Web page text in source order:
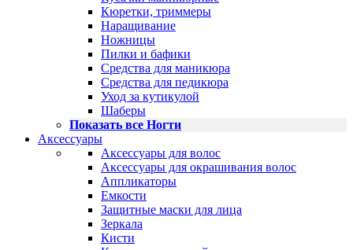
Кюретки, триммеры
Наращивание
Ножницы
Пилки и бафики
Средства для маникюра
Средства для педикюра
Уход за кутикулой
Шаберы
Показать все Ногти
Аксессуары
Аксессуары для волос
Аксессуары для окрашивания волос
Аппликаторы
Емкости
Защитные маски для лица
Зеркала
Кисти